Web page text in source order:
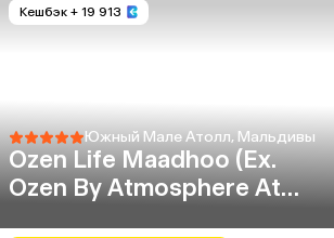
Кешбэк + 19 913
Южный Мале Атолл, Мальдивы
Ozen Life Maadhoo (Ex.
Ozen By Atmosphere At